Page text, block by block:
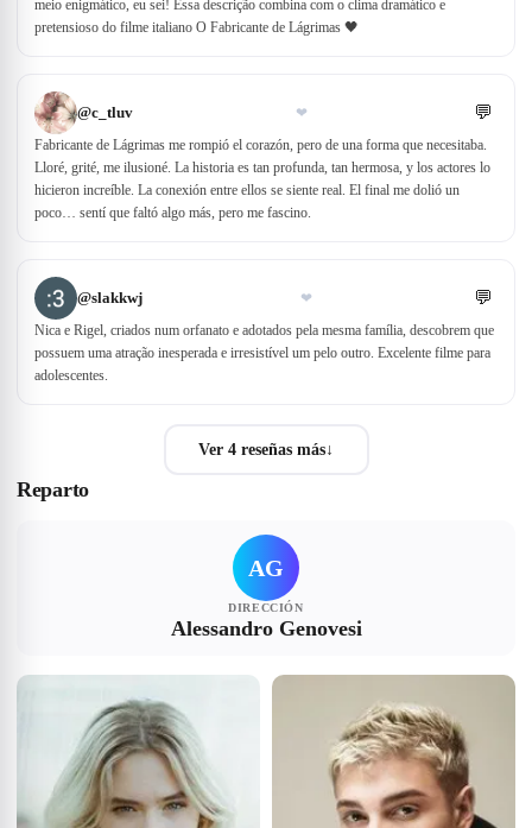
meio enigmático, eu sei! Essa descrição combina com o clima dramático e
pretensioso do filme italiano O Fabricante de Lágrimas 🖤
@c_tluv ❤ 💬
Fabricante de Lágrimas me rompió el corazón, pero de una forma que necesitaba.
Lloré, grité, me ilusioné. La historia es tan profunda, tan hermosa, y los actores lo
hicieron increíble. La conexión entre ellos se siente real. El final me dolió un
poco… sentí que faltó algo más, pero me fascino.
@slakkwj ❤ 💬
Nica e Rigel, criados num orfanato e adotados pela mesma família, descobrem que
possuem uma atração inesperada e irresistível um pelo outro. Excelente filme para
adolescentes.
Ver 4 reseñas más↓
Reparto
AG
DIRECCIÓN
Alessandro Genovesi